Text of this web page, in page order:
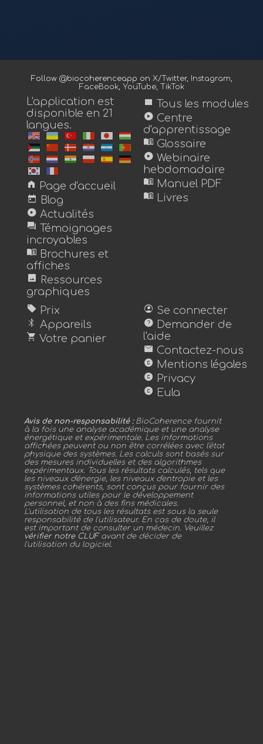
Follow @biocoherenceapp on X/Twitter, Instagram,
FaceBook, YouTube, TikTok
L'application est
disponible en 21
langues.
home Page d'accueil
today Blog
play_circle Actualités
forum Témoignages
incroyables
menu_book Brochures et
affiches
image Ressources
graphiques
view_module Tous les modules
play_circle Centre
d'apprentissage
menu_book Glossaire
play_circle Webinaire
hebdomadaire
menu_book Manuel PDF
menu_book Livres
sell Prix
bluetooth Appareils
shopping_cart Votre panier
account_circle Se connecter
help Demander de
l'aide
mail Contactez-nous
copyright Mentions légales
copyright Privacy
copyright Eula
Avis de non-responsabilité :BioCoherence fournit
à la fois une analyse académique et une analyse
énergétique et expérimentale. Les informations
affichées peuvent ou non être corrélées avec l'état
physique des systèmes. Les calculs sont basés sur
des mesures individuelles et des algorithmes
expérimentaux. Tous les résultats calculés, tels que
les niveaux d'énergie, les niveaux d'entropie et les
systèmes cohérents, sont conçus pour fournir des
informations utiles pour le développement
personnel, et non à des fins médicales.
L'utilisation de tous les résultats est sous la seule
responsabilité de l'utilisateur. En cas de doute, il
est important de consulter un médecin. Veuillez
vérifier notre CLUFavant de décider de
l'utilisation du logiciel.